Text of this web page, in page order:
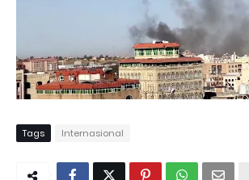
Tags Internasional